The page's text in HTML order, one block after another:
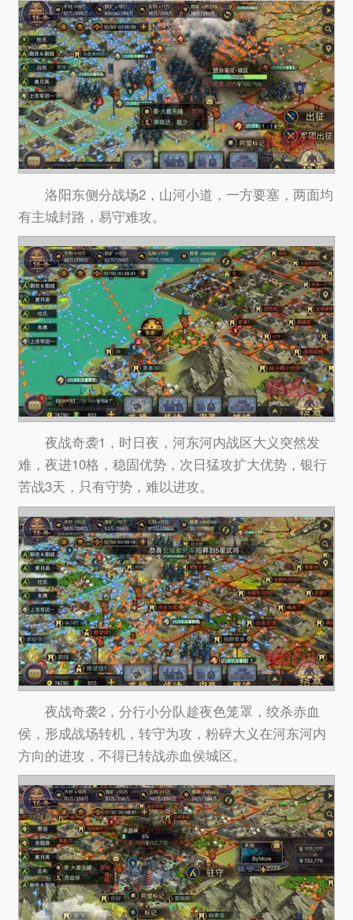
洛阳东侧分战场2，山河小道，一方要塞，两面均
有主城封路，易守难攻。
夜战奇袭1，时日夜，河东河内战区大义突然发
难，夜进10格，稳固优势，次日猛攻扩大优势，银行
苦战3天，只有守势，难以进攻。
夜战奇袭2，分行小分队趁夜色笼罩，绞杀赤血
侯，形成战场转机，转守为攻，粉碎大义在河东河内
方向的进攻，不得已转战赤血侯城区。